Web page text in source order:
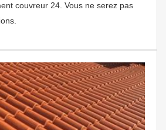
couvreur 24. Vous ne serez pas